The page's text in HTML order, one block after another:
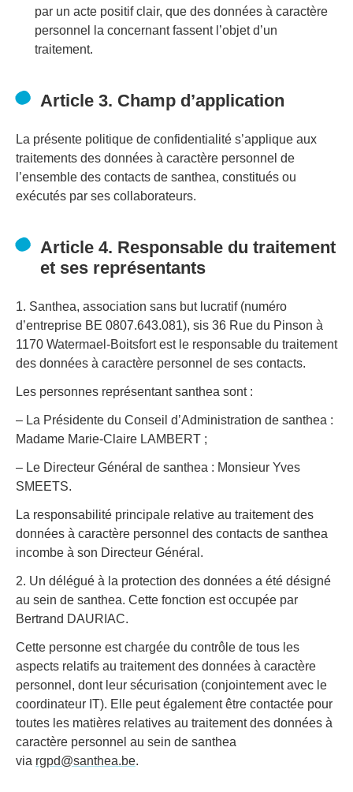
par un acte positif clair, que des données à caractère
personnel la concernant fassent l’objet d’un
traitement.
Article 3. Champ d’application
La présente politique de confidentialité s’applique aux
traitements des données à caractère personnel de
l’ensemble des contacts de santhea, constitués ou
exécutés par ses collaborateurs.
Article 4. Responsable du traitement
et ses représentants
1. Santhea, association sans but lucratif (numéro
d’entreprise BE 0807.643.081), sis 36 Rue du Pinson à
1170 Watermael-Boitsfort est le responsable du traitement
des données à caractère personnel de ses contacts.
Les personnes représentant santhea sont :
– La Présidente du Conseil d’Administration de santhea :
Madame Marie-Claire LAMBERT ;
– Le Directeur Général de santhea : Monsieur Yves
SMEETS.
La responsabilité principale relative au traitement des
données à caractère personnel des contacts de santhea
incombe à son Directeur Général.
2. Un délégué à la protection des données a été désigné
au sein de santhea. Cette fonction est occupée par
Bertrand DAURIAC.
Cette personne est chargée du contrôle de tous les
aspects relatifs au traitement des données à caractère
personnel, dont leur sécurisation (conjointement avec le
coordinateur IT). Elle peut également être contactée pour
toutes les matières relatives au traitement des données à
caractère personnel au sein de santhea
via rgpd@santhea.be.